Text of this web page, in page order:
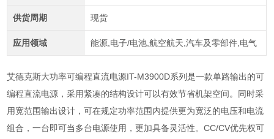
供货周期 现货
应用领域 能源,电子/电池,航空航天,汽车及零部件,电气
艾德克斯大功率可编程直流电源IT-M3900D系列是一款单路输出的可
编程直流电源，采用紧凑的结构设计可以有效节省机架空间。同时采
用宽范围输出设计，可在规定功率范围内提供更为宽泛的电压和电流
组合，一台即可当多台电源使用，更加具备灵活性。CC/CV优先权可